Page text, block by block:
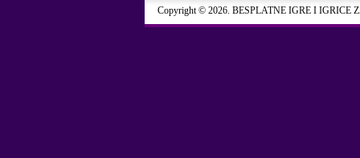
Copyright © 2026. BESPLATNE IGRE I IGRICE